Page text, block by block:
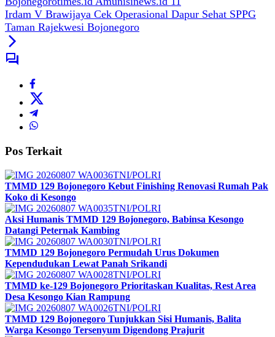
Irdam V Brawijaya Cek Operasional Dapur Sehat SPPG
Taman Rajekwesi Bojonegoro
Pos Terkait
TNI/POLRI
TMMD 129 Bojonegoro Kebut Finishing Renovasi Rumah Pak
Koko di Kesongo
TNI/POLRI
Aksi Humanis TMMD 129 Bojonegoro, Babinsa Kesongo
Datangi Peternak Kambing
TNI/POLRI
TMMD 129 Bojonegoro Permudah Urus Dokumen
Kependudukan Lewat Panah Srikandi
TNI/POLRI
TMMD ke-129 Bojonegoro Prioritaskan Kualitas, Rest Area
Desa Kesongo Kian Rampung
TNI/POLRI
TMMD 129 Bojonegoro Tunjukkan Sisi Humanis, Balita
Warga Kesongo Tersenyum Digendong Prajurit